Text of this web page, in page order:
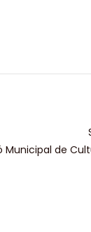
Municipal de